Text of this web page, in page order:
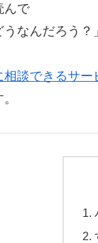
んで
うなんだろう？
談できるサー